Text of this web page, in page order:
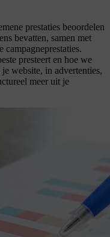
prestaties beoordelen
bevatten, samen met
campagneprestaties.
presteert en hoe we
website, in advertenties,
meer uit je